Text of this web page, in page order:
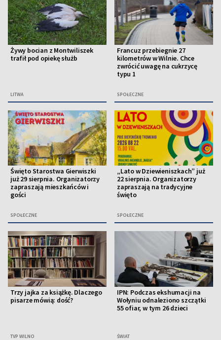
Żywy bocian z Montwiliszek
trafił pod opiekę służb
LITWA
Francuz przebiegnie 27
kilometrów w Wilnie. Chce
zwrócić uwagę na cukrzycę
typu 1
SPOŁECZNE
Święto Starostwa Gierwiszki
już 29 sierpnia. Organizatorzy
zapraszają mieszkańców i
gości
SPOŁECZNE
„Lato w Dziewieniszkach” już
22 sierpnia. Organizatorzy
zapraszają na tradycyjne
święto
SPOŁECZNE
Trzy jajka za książkę. Dlaczego
pisarze mówią: dość?
TVP WILNO
IPN: Podczas ekshumacji na
Wołyniu odnaleziono szczątki
55 ofiar, w tym 26 dzieci
ŚWIAT